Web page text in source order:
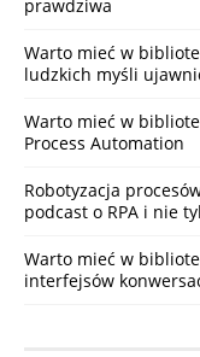
prawdziwa
Warto mieć w
ludzkich myśli
Warto mieć w
Process Automation
Robotyzacja
podcast o RPA i nie
Warto mieć w
interfejsów